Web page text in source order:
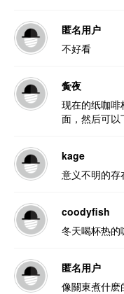
匿名用户
不好看
夤夜
现在的纸咖
面，然后可以
kage
意义不明的存
coodyfish
冬天喝杯热的
匿名用户
像關東煮什麽